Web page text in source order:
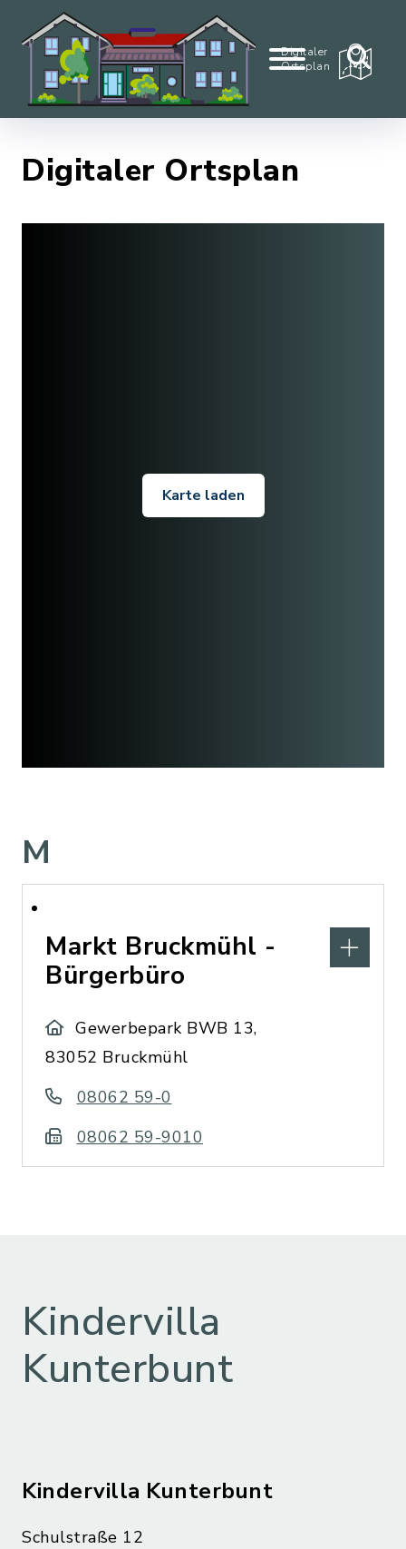
Digitaler
Ortsplan
Digitaler Ortsplan
Karte laden
M
Markt Bruckmühl -
Bürgerbüro
Gewerbepark BWB 13,
83052 Bruckmühl
08062 59-0
08062 59-9010
Kindervilla
Kunterbunt
Kindervilla Kunterbunt
Schulstraße 12